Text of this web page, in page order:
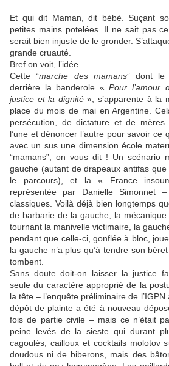
Et qui dit Maman, dit bébé. Suçant
petites mains potelées. Il ne sait pas
serait bien injuste de le gronder.
grande cruauté.
Bref on voit, l’idée.
Cette “marche des mamans” dont le
derrière la banderole «Pour l’amour
justice et la dignité», s’apparente à la
place du mois de mai en Argentine.
persécution, de dictature et de
l’une et dénoncer l’autre pour savoir ce
avec un sus une dimension école
“mamans”, on vous dit ! Un scénario
gauche (autant de drapeaux antifas
le parcours), et la « France
représentée par Danielle Simonnet
classiques. Voilà déjà bien longtemps
de barbarie de la gauche, la
tournant la manivelle victimaire, la
pendant que celle-ci, gonflée à bloc,
la gauche n’a plus qu’à tendre son
tombent.
Sans doute doit-on laisser la justice
seule du caractère approprié de la
la tête – l’enquête préliminaire de
dépôt de plainte a été à nouveau
fois de partie civile – mais ce n’était
peine levés de la sieste qui durant
cagoulés, cailloux et cocktails molotov
doudous ni de biberons, mais des